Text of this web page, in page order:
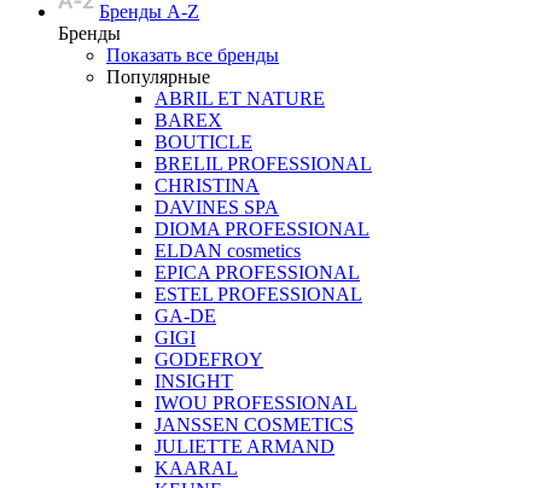
Бренды A-Z
Бренды
Показать все бренды
Популярные
ABRIL ET NATURE
BAREX
BOUTICLE
BRELIL PROFESSIONAL
CHRISTINA
DAVINES SPA
DIOMA PROFESSIONAL
ELDAN cosmetics
EPICA PROFESSIONAL
ESTEL PROFESSIONAL
GA-DE
GIGI
GODEFROY
INSIGHT
IWOU PROFESSIONAL
JANSSEN COSMETICS
JULIETTE ARMAND
KAARAL